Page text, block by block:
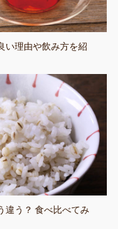
い理由や飲み方を紹
違う？ 食べ比べてみ